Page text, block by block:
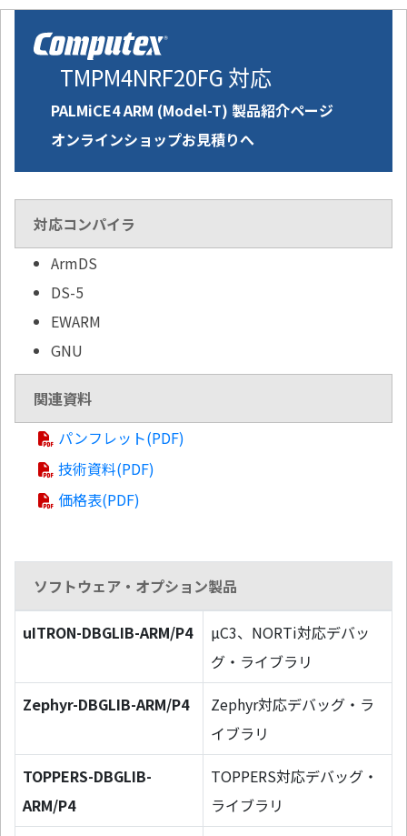
TMPM4NRF20FG 対応
PALMiCE4 ARM (Model-T) 製品紹介ページ
オンラインショップお見積りへ
対応コンパイラ
ArmDS
DS-5
EWARM
GNU
関連資料
パンフレット(PDF)
技術資料(PDF)
価格表(PDF)
ソフトウェア・オプション製品
uITRON-DBGLIB-ARM/P4
µC3、NORTi対応デバッ
グ・ライブラリ
Zephyr-DBGLIB-ARM/P4
Zephyr対応デバッグ・ラ
イブラリ
TOPPERS-DBGLIB-
ARM/P4
TOPPERS対応デバッグ・
ライブラリ